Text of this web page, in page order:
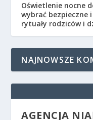
Oświetlenie nocne
wybrać bezpieczne
rytuały rodziców i
NAJNOWSZE
AGENCJA